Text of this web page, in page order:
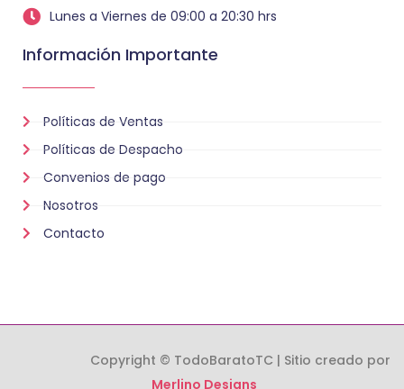
Lunes a Viernes de 09:00 a 20:30 hrs
Información Importante
Políticas de Ventas
Políticas de Despacho
Convenios de pago
Nosotros
Contacto
Copyright © TodoBaratoTC | Sitio creado por
Merlino Designs